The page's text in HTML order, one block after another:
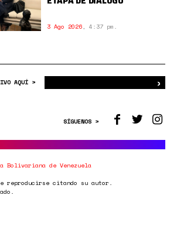
3 Ago 2026, 4:37 pm.
AQUÍ > ›
SÍGUENOS >
Bolivariana de Venezuela
reproducirse citando su autor.